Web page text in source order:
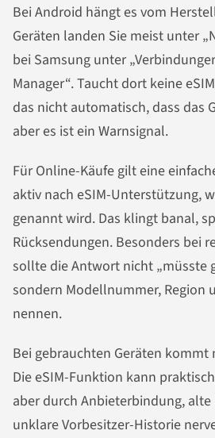
Bei Android hängt es vom
Geräten landen Sie meist unter
bei Samsung unter
Manager“. Taucht dort keine
das nicht automatisch, dass das
aber es ist ein Warnsignal.
Für Online-Käufe gilt eine
aktiv nach eSIM-Unterstützung,
genannt wird. Das klingt banal,
Rücksendungen. Besonders bei
sollte die Antwort nicht „müsste
sondern Modellnummer, Region
nennen.
Bei gebrauchten Geräten kommt
Die eSIM-Funktion kann
aber durch Anbieterbindung,
unklare Vorbesitzer-Historie